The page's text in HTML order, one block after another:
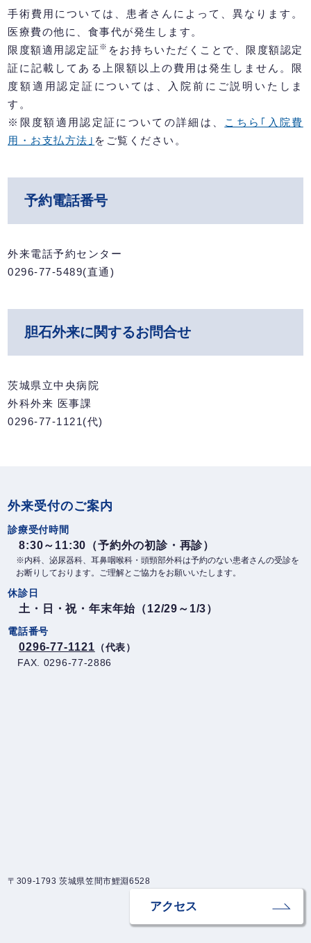
手術費用については、患者さんによって、異なります。
医療費の他に、食事代が発生します。
限度額適用認定証 ※ をお持ちいただくことで、限度額認定
証に記載してある上限額以上の費用は発生しません。限
度額適用認定証については、入院前にご説明いたしま
す。
※限度額適用認定証についての詳細は、
こちら｢入院費
用・お支払方法｣ をご覧ください。
予約電話番号
外来電話予約センター
0296-77-5489(直通)
胆石外来に関するお問合せ
茨城県立中央病院
外科外来 医事課
0296-77-1121(代)
外来受付のご案内
診療受付時間
8:30～11:30（予約外の初診・再診）
※内科、泌尿器科、耳鼻咽喉科・頭頸部外科は予約のない患者さんの受診を
お断りしております。ご理解とご協力をお願いいたします。
休診日
土・日・祝・年末年始（12/29～1/3）
電話番号
0296-77-1121 （代表）
FAX. 0296-77-2886
〒309-1793 茨城県笠間市鯉淵6528
アクセス